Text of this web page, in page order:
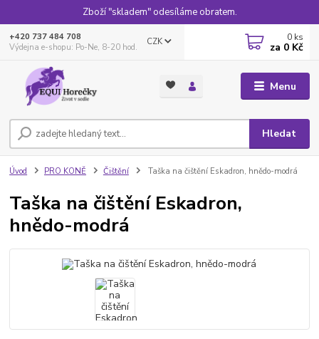
Zboží "skladem" odesíláme obratem.
Menu
CZK
Hledat
+420 737 484 708
Výdejna e-shopu: Po-Ne, 8-20 hod.
0 ks
za 0 Kč
Úvod PRO KONĚ Čištění Taška na čištění Eskadron, hnědo-modrá
Taška na čištění Eskadron,
hnědo-modrá